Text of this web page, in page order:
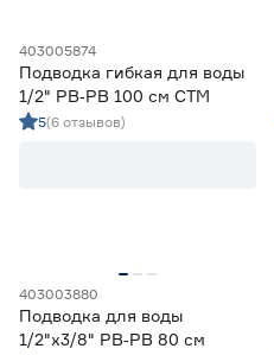
403005874
Подводка гибкая для воды
1/2" РВ‑РВ 100 см СТМ
5(6 отзывов)
403003880
Подводка для воды
1/2"х3/8" РВ‑РВ 80 см